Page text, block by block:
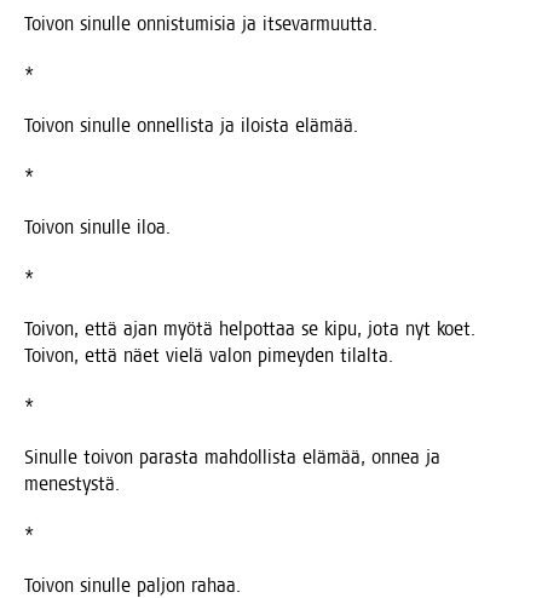
Toi­von sinul­le onnis­tu­mi­sia ja itsevarmuutta.
*
Toi­von sinul­le onnel­lis­ta ja ilois­ta elämää.
*
Toi­von sinul­le iloa.
*
Toi­von, että ajan myö­tä hel­pot­taa se kipu, jota nyt koet.
Toi­von, että näet vie­lä valon pimey­den tilalta.
*
Sinul­le toi­von paras­ta mah­dol­lis­ta elä­mää, onnea ja
menestystä.
*
Toi­von sinul­le pal­jon rahaa.